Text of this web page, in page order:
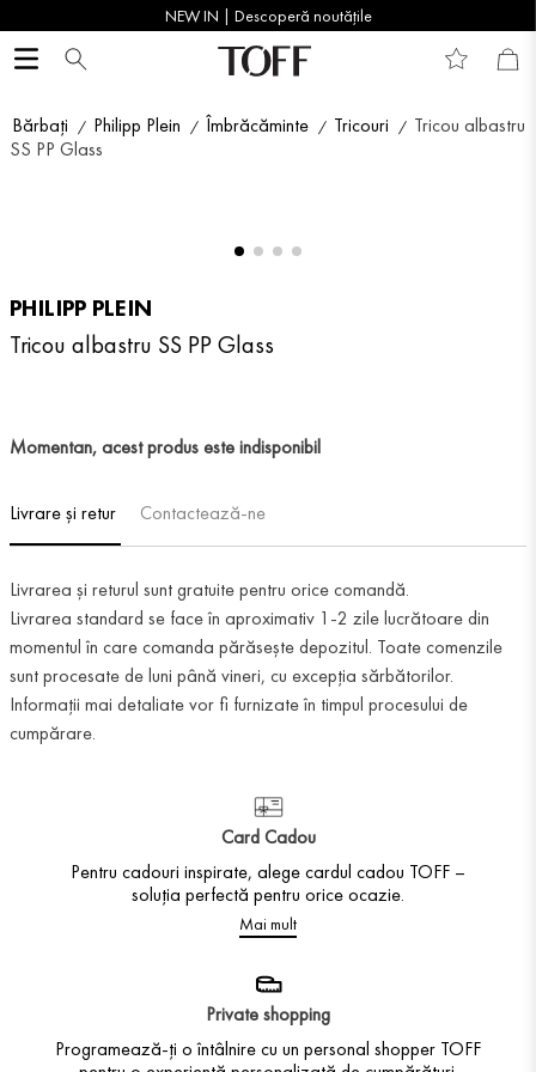
NEW IN | Descoperă noutățile
Bărbați Philipp Plein Îmbrăcăminte Tricouri
Tricou albastru
SS PP Glass
PHILIPP PLEIN
Tricou albastru SS PP Glass
Momentan, acest produs este indisponibil
Livrare și retur Contactează-ne
Livrarea și returul sunt gratuite pentru orice comandă.
Livrarea standard se face în aproximativ 1-2 zile lucrătoare din
momentul în care comanda părăsește depozitul. Toate comenzile
sunt procesate de luni până vineri, cu excepția sărbătorilor.
Informații mai detaliate vor fi furnizate în timpul procesului de
cumpărare.
Card Cadou
Pentru cadouri inspirate, alege cardul cadou TOFF –
soluția perfectă pentru orice ocazie.
Mai mult
Private shopping
Programează-ți o întâlnire cu un personal shopper TOFF